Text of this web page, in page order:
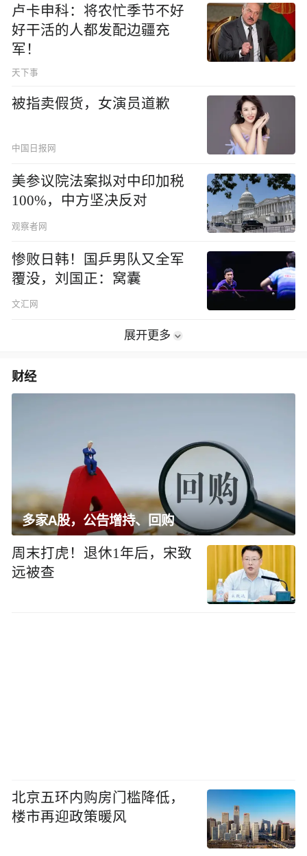
卢卡申科：将农忙季节不好
好干活的人都发配边疆充
军！
天下事
被指卖假货，女演员道歉
中国日报网
美参议院法案拟对中印加税
100%，中方坚决反对
观察者网
惨败日韩！国乒男队又全军
覆没，刘国正：窝囊
文汇网
展开更多
财经
多家A股，公告增持、回购
周末打虎！退休1年后，宋致
远被查
北京五环内购房门槛降低，
楼市再迎政策暖风